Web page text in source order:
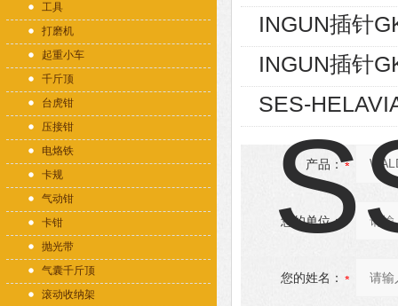
工具
打磨机
起重小车
千斤顶
台虎钳
压接钳
电烙铁
卡规
气动钳
卡钳
抛光带
气囊千斤顶
滚动收纳架
INGUN插针
INGUN插针
SES-
产品：
您的单位：
您的姓名：